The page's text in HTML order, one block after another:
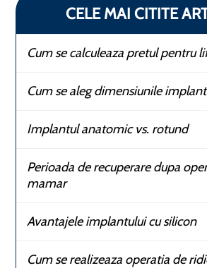
CELE MAI CITITE
Cum se calculeaza pretul pentru
Cum se aleg dimensiunile
Implantul anatomic vs. rotund
Perioada de recuperare dupa
mamar
Avantajele implantului cu silicon
Cum se realizeaza operatia de